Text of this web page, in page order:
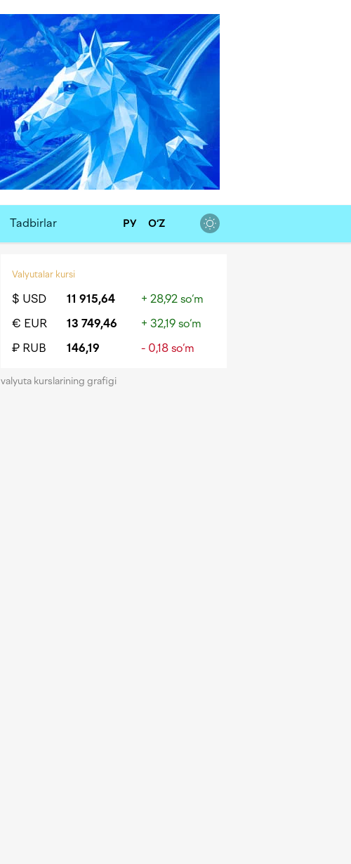
Tadbirlar РУ O‘Z
Valyutalar kursi
$ USD 11 915,64
+ 28,92 so‘m
€ EUR
13 749,46
+ 32,19 so‘m
₽ RUB
146,19 - 0,18 so‘m
valyuta kurslarining grafigi